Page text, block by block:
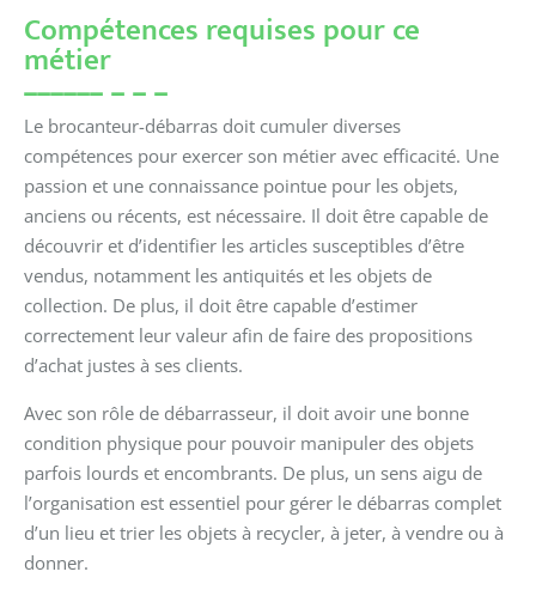
Compétences requises pour ce
métier
Le brocanteur-débarras doit cumuler diverses
compétences pour exercer son métier avec efficacité. Une
passion et une connaissance pointue pour les objets,
anciens ou récents, est nécessaire. Il doit être capable de
découvrir et d’identifier les articles susceptibles d’être
vendus, notamment les antiquités et les objets de
collection. De plus, il doit être capable d’estimer
correctement leur valeur afin de faire des propositions
d’achat justes à ses clients.
Avec son rôle de débarrasseur, il doit avoir une bonne
condition physique pour pouvoir manipuler des objets
parfois lourds et encombrants. De plus, un sens aigu de
l’organisation est essentiel pour gérer le débarras complet
d’un lieu et trier les objets à recycler, à jeter, à vendre ou à
donner.